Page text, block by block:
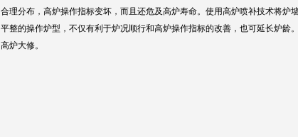
合理分布，高炉操作指标变坏，而且还危及高炉寿命。使用高炉喷补技术将炉
平整的操作炉型，不仅有利于炉况顺行和高炉操作指标的改善，也可延长炉龄
高炉大修。